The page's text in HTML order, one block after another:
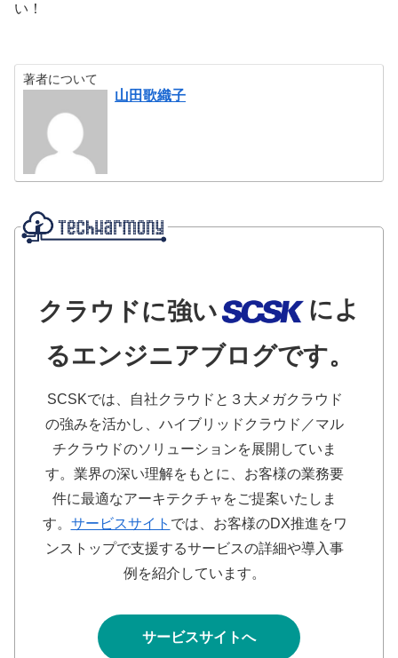
い！
著者について
山田歌織子
クラウドに強い
によ
るエンジニアブログです。
SCSKでは、自社クラウドと３大メガクラウド
の強みを活かし、ハイブリッドクラウド／マル
チクラウドのソリューションを展開していま
す。業界の深い理解をもとに、お客様の業務要
件に最適なアーキテクチャをご提案いたしま
す。 サービスサイト では、お客様のDX推進をワ
ンストップで支援するサービスの詳細や導入事
例を紹介しています。
サービスサイトへ